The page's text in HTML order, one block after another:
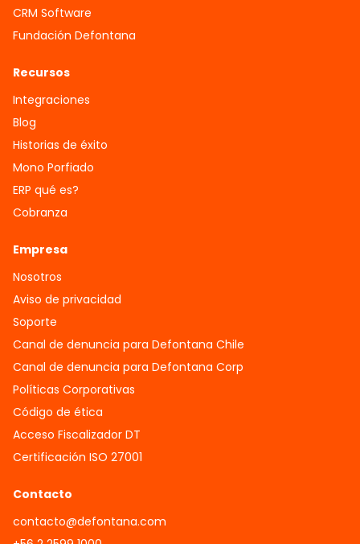
CRM Software
Fundación Defontana
Recursos
Integraciones
Blog
Historias de éxito
Mono Porfiado
ERP qué es?
Cobranza
Empresa
Nosotros
Aviso de privacidad
Soporte
Canal de denuncia para Defontana Chile
Canal de denuncia para Defontana Corp
Políticas Corporativas
Código de ética
Acceso Fiscalizador DT
Certificación ISO 27001
Contacto
contacto@defontana.com